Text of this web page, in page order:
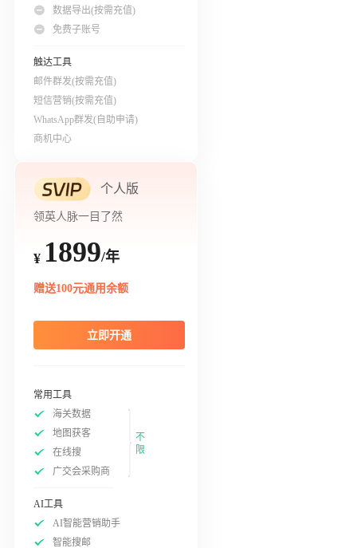
数据导出(按需充值)
免费子账号
触达工具
邮件群发(按需充值)
短信营销(按需充值)
WhatsApp群发(自助申请)
商机中心
个人版
领英人脉一目了然
¥ 1899/年
赠送100元通用余额
立即开通
常用工具
海关数据
地图获客
在线搜
广交会采购商
不
限
AI工具
AI智能营销助手
智能搜邮